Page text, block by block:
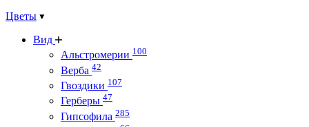
Цветы
Вид
Альстромерии 100
Верба 42
Гвоздики 107
Герберы 47
Гипсофила 285